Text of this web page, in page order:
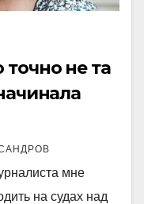
не та
мне
на судах над